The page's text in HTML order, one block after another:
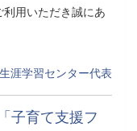
用いただき誠にあ
涯学習センター代表
子育て支援フ